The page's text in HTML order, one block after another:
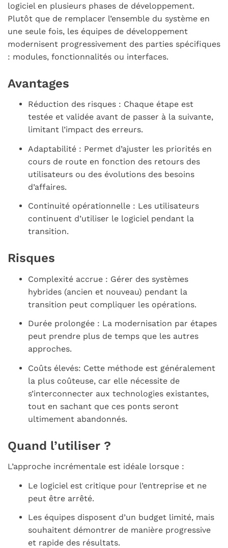
logiciel en plusieurs phases de développement.
Plutôt que de remplacer l’ensemble du système en
une seule fois, les équipes de développement
modernisent progressivement des parties spécifiques
: modules, fonctionnalités ou interfaces.
Avantages
Réduction des risques : Chaque étape est
testée et validée avant de passer à la suivante,
limitant l’impact des erreurs.
Adaptabilité : Permet d’ajuster les priorités en
cours de route en fonction des retours des
utilisateurs ou des évolutions des besoins
d’affaires.
Continuité opérationnelle : Les utilisateurs
continuent d’utiliser le logiciel pendant la
transition.
Risques
Complexité accrue : Gérer des systèmes
hybrides (ancien et nouveau) pendant la
transition peut compliquer les opérations.
Durée prolongée : La modernisation par étapes
peut prendre plus de temps que les autres
approches.
Coûts élevés: Cette méthode est généralement
la plus coûteuse, car elle nécessite de
s’interconnecter aux technologies existantes,
tout en sachant que ces ponts seront
ultimement abandonnés.
Quand l’utiliser ?
L’approche incrémentale est idéale lorsque :
Le logiciel est critique pour l’entreprise et ne
peut être arrêté.
Les équipes disposent d’un budget limité, mais
souhaitent démontrer de manière progressive
et rapide des résultats.